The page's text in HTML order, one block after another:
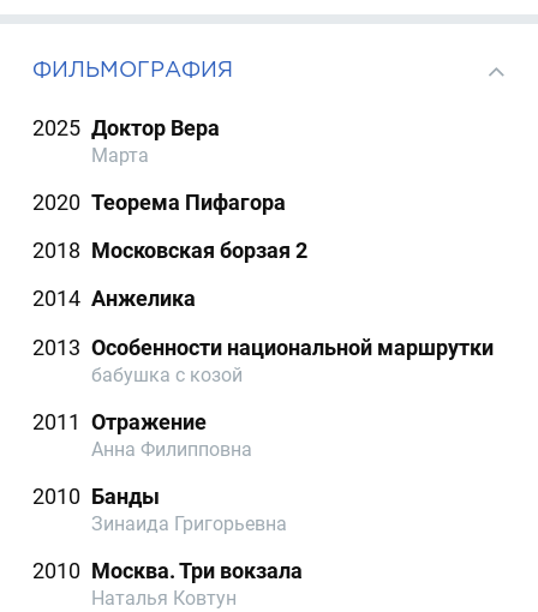
ФИЛЬМОГРАФИЯ
2025 Доктор Вера
Марта
2020 Теорема Пифагора
2018 Московская борзая 2
2014 Анжелика
2013 Особенности национальной маршрутки
бабушка с козой
2011 Отражение
Анна Филипповна
2010 Банды
Зинаида Григорьевна
2010 Москва. Три вокзала
Наталья Ковтун